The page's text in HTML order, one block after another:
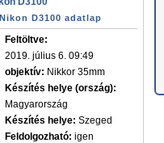
Nikon D3100 adatlap
Feltöltve:
2019. július 6. 09:49
objektív: Nikkor 35mm
Készítés helye (ország):
Magyarország
Készítés helye: Szeged
Feldolgozható: igen